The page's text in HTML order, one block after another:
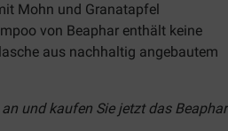
Mohn und Granatapfel
von Beaphar enthält keine
aus nachhaltig angebautem
und kaufen Sie jetztdas Beaphar